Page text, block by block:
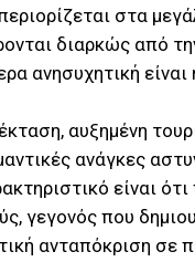
στα
διαρκώς από
ανησυχητική
αυξημένη
ανάγκες
είναι
γεγονός που
ανταπόκριση σε